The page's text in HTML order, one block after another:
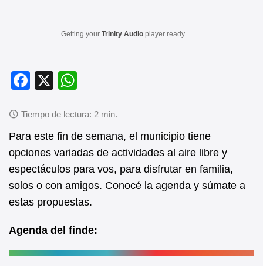
Getting your Trinity Audio player ready...
F
c
e
b
o
o
k
X
at
s
A
p
p
Para este fin de semana, el municipio tiene
opciones variadas de actividades al aire libre y
espectáculos para vos, para disfrutar en familia,
solos o con amigos. Conocé la agenda y súmate a
estas propuestas.
Agenda del finde: